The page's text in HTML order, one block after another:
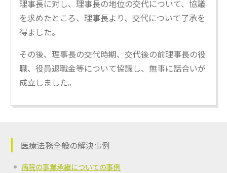
理事長に対し、理事長の地位の交代について、協議
を求めたところ、理事長より、交代について了承を
得ました。
その後、理事長の交代時期、交代後の前理事長の役
職、役員退職金等について協議し、無事に話合いが
成立しました。
医療法務全般の解決事例
病院の事業承継についての事例